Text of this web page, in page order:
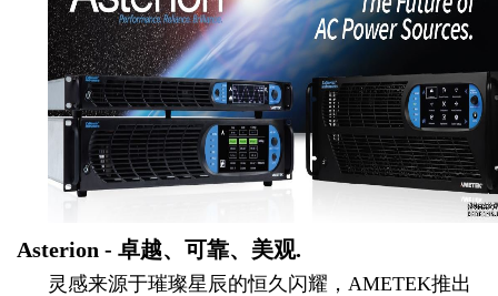
Asterion - 卓越、可靠、美观.
灵感来源于璀璨星辰的恒久闪耀，AMETEK推出